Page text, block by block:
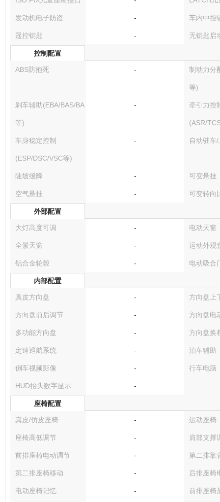
发动机电子防盗 - 车内中控
遥控钥匙 - 无钥匙启
控制配置
ABS防抱死 - 制动力分
等)
刹车辅助(EBA/BAS/BA
等)
- 牵引力控
(ASR/
车身稳定控制
(ESP/DSC/VSC等)
- 自动驻车
陡坡缓降 - 可变悬挂
空气悬挂 - 可变转向
外部配置
大灯高度可调 - 电动天窗
全景天窗 - 运动外观
铝合金轮毂 - 电动吸合
内部配置
真皮方向盘 - 方向盘上
方向盘前后调节 - 方向盘电
多功能方向盘 - 方向盘换
定速巡航系统 - 泊车辅助
倒车视频影像 - 行车电脑
HUD抬头数字显示 -
座椅配置
真皮/仿皮座椅 - 运动座椅
座椅高低调节 - 肩部支撑
前排座椅电动调节 - 第二排靠
第二排座椅移动 - 后排座椅
电动座椅记忆 - 前排座椅